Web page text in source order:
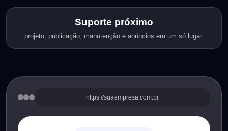
Suporte próximo
projeto, publicação, manutenção e anúncios em um só lugar.
https://suaempresa.com.br